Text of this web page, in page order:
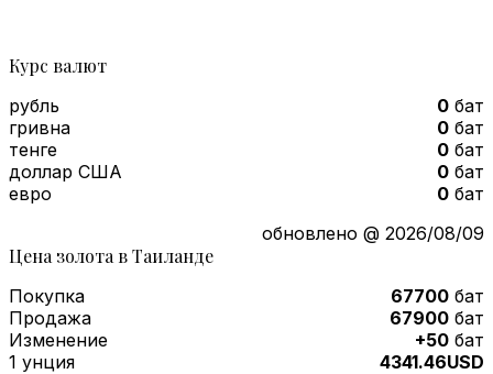
Курс валют
рубль 0 бат
гривна
0 бат
тенге
0 бат
доллар США
0 бат
евро
0 бат
обновлено @ 2026/08/09
Цена золота в Таиланде
Покупка 67700 бат
Продажа
67900 бат
Изменение
+50 бат
1 унция
4341.46USD